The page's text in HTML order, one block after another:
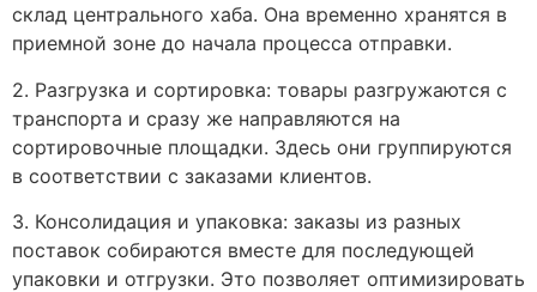
склад центрального хаба. Она временно хранятся в
приемной зоне до начала процесса отправки.
2. Разгрузка и сортировка: товары разгружаются с
транспорта и сразу же направляются на
сортировочные площадки. Здесь они группируются
в соответствии с заказами клиентов.
3. Консолидация и упаковка: заказы из разных
поставок собираются вместе для последующей
упаковки и отгрузки. Это позволяет оптимизировать